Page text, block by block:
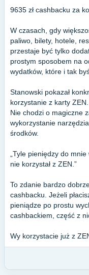
9635 zł cashbacku za
W czasach, gdy
paliwo, bilety, hotele,
przestaje być tylko
prostym sposobem na
wydatków, które i tak
Stanowski pokazał
korzystanie z karty
Nie chodzi o magiczne
wykorzystanie
środków.
„Tyle pieniędzy do mnie
nie korzystał z ZEN.”
To zdanie bardzo
cashbacku. Jeżeli
pieniądze po prostu
cashbackiem, część z
Wy korzystacie już z